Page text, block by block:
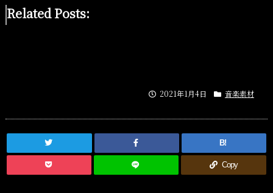
Related Posts:
2021年1月4日 音楽素材
B!
Copy